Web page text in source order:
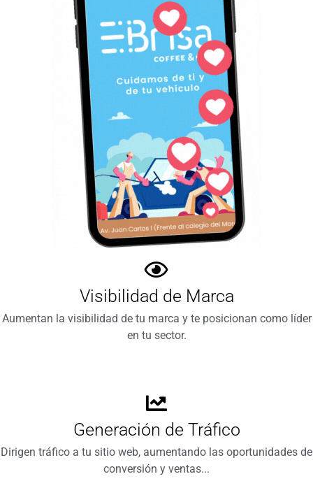
Visibilidad de Marca
Aumentan la visibilidad de tu marca y te posicionan como líder
en tu sector.
Generación de Tráfico
Dirigen tráfico a tu sitio web, aumentando las oportunidades de
conversión y ventas...